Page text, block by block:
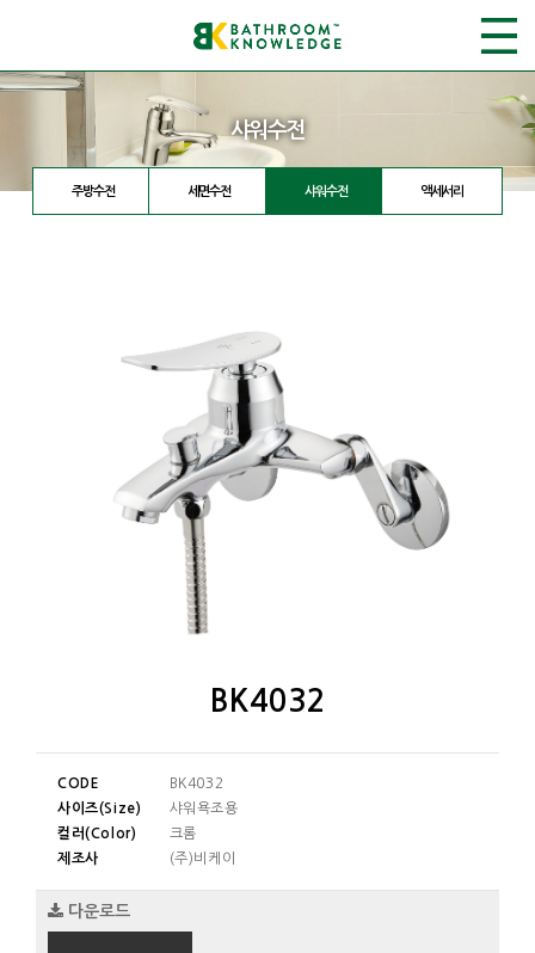
샤워수전
주방수전 세면수전 샤워수전 액세서리
BK4032
CODE
BK4032
사이즈(Size)
샤워욕조용
컬러(Color)
크롬
제조사
(주)비케이
다운로드